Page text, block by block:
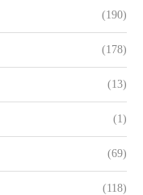
(190)
(178)
(13)
(1)
(69)
(118)